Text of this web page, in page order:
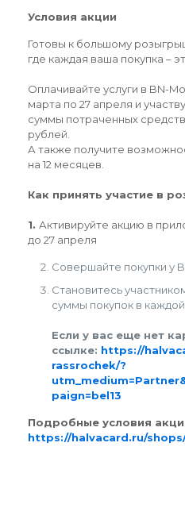
Условия акции
Готовы к большому
где каждая ваша покупка –
Оплачивайте услуги в BN-
марта по 27 апреля и
суммы потраченных
рублей.
А также получите
на 12 месяцев.
Как принять участие в
1. Активируйте акцию в
до 27 апреля
Совершайте покупки у
Становитесь
суммы покупок в
Если у вас еще нет
ссылке: https://
rassrochek/?
paign=bel13
Подробные условия
https://halvacard.ru/